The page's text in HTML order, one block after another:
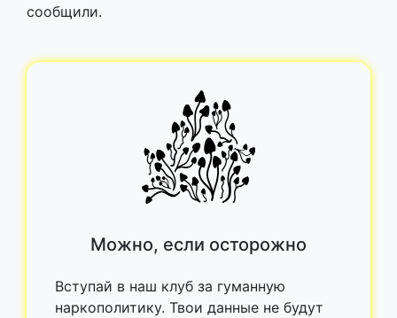
сообщили.
Можно, если осторожно
Вступай в наш клуб за гуманную
наркополитику. Твои данные не будут